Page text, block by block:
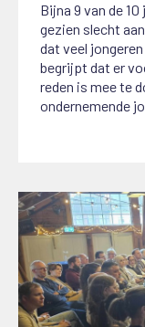
Bijna 9 van de
gezien slecht
dat veel
begrijpt dat er
reden is mee te
ondernemende